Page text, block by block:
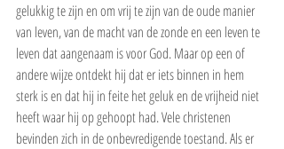
gelukkig te zijn en om vrij te zijn van de oude manier
van leven, van de macht van de zonde en een leven te
leven dat aangenaam is voor God. Maar op een of
andere wijze ontdekt hij dat er iets binnen in hem
sterk is en dat hij in feite het geluk en de vrijheid niet
heeft waar hij op gehoopt had. Vele christenen
bevinden zich in de onbevredigende toestand. Als er